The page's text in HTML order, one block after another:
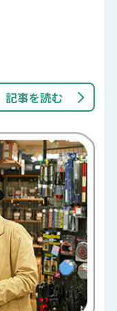
記事を読む